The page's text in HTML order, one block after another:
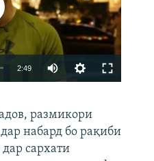
360p 480p
2:49
360p
480p
размикори
набард бо рақиби
сархати